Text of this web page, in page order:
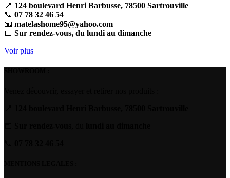
📍 124 boulevard Henri Barbusse, 78500 Sartrouville
📞 07 78 32 46 54
📧 matelashome95@yahoo.com
📅 Sur rendez-vous, du lundi au dimanche
Voir plus